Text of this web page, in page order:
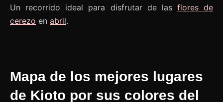
Un recorrido ideal para disfrutar de las flores de
cerezo en abril.
Mapa de los mejores lugares
de Kioto por sus colores del